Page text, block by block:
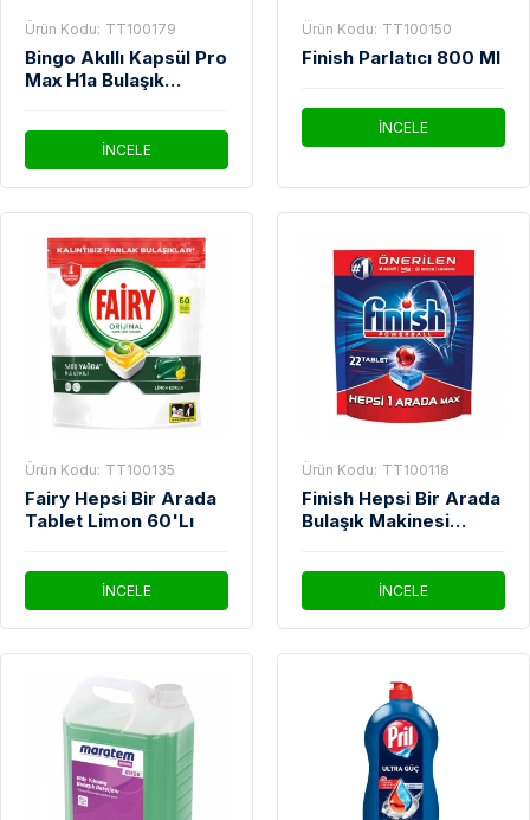
Ürün Kodu: TT100179
Bingo Akıllı Kapsül Pro
Max H1a Bulaşık
İNCELE
Ürün Kodu: TT100150
Finish Parlatıcı 800 Ml
İNCELE
Ürün Kodu: TT100135
Fairy Hepsi Bir Arada
Tablet Limon 60'Lı
İNCELE
Ürün Kodu: TT100118
Finish Hepsi Bir Arada
Bulaşık Makinesi
İNCELE